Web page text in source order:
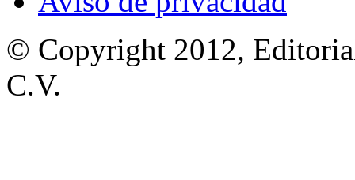
© Copyright 2012,
C.V.